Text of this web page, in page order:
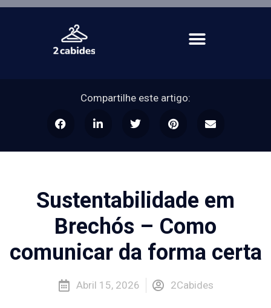
Compartilhe este artigo:
Sustentabilidade em
Brechós – Como
comunicar da forma certa
Abril 15, 2026 2Cabides